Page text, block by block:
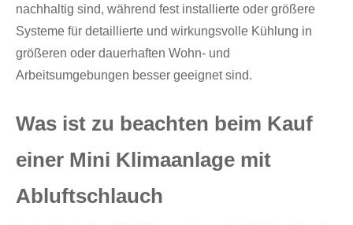
nachhaltig sind, während fest installierte oder größere
Systeme für detaillierte und wirkungsvolle Kühlung in
größeren oder dauerhaften Wohn- und
Arbeitsumgebungen besser geeignet sind.
Was ist zu beachten beim Kauf
einer Mini Klimaanlage mit
Abluftschlauch